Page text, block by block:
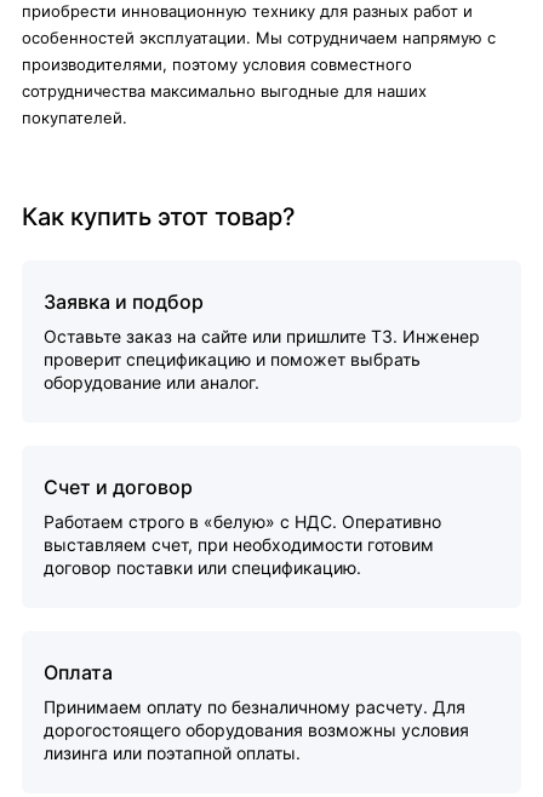
приобрести инновационную технику для разных работ и
особенностей эксплуатации. Мы сотрудничаем напрямую с
производителями, поэтому условия совместного
сотрудничества максимально выгодные для наших
покупателей.
Как купить этот товар?
Заявка и подбор
Оставьте заказ на сайте или пришлите ТЗ. Инженер
проверит спецификацию и поможет выбрать
оборудование или аналог.
Счет и договор
Работаем строго в «белую» с НДС. Оперативно
выставляем счет, при необходимости готовим
договор поставки или спецификацию.
Оплата
Принимаем оплату по безналичному расчету. Для
дорогостоящего оборудования возможны условия
лизинга или поэтапной оплаты.